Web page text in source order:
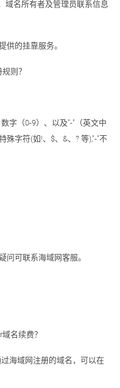
域名所有者及管理员联系信息
供的挂靠服务。
则？
字（0-9）、以及"-"（英文中
殊字符(如!、$、&、? 等),"-"不
问可联系海域网客服。
名续费？
海域网注册的域名，可以在